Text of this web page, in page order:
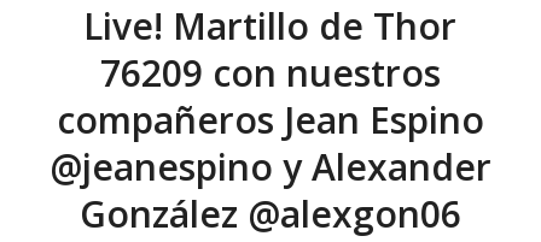
Live! Martillo de Thor
76209 con nuestros
compañeros Jean Espino
@jeanespino y Alexander
González @alexgon06